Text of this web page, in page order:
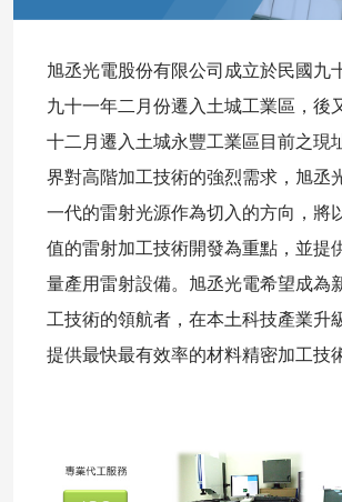
旭丞光電股份有限公司成立於民國九
九十一年二月份遷入土城工業區，後
十二月遷入土城永豐工業區目前之現
界對高階加工技術的強烈需求，旭丞
一代的雷射光源作為切入的方向，將
值的雷射加工技術開發為重點，並提
量產用雷射設備。旭丞光電希望成為
工技術的領航者，在本土科技產業升
提供最快最有效率的材料精密加工技